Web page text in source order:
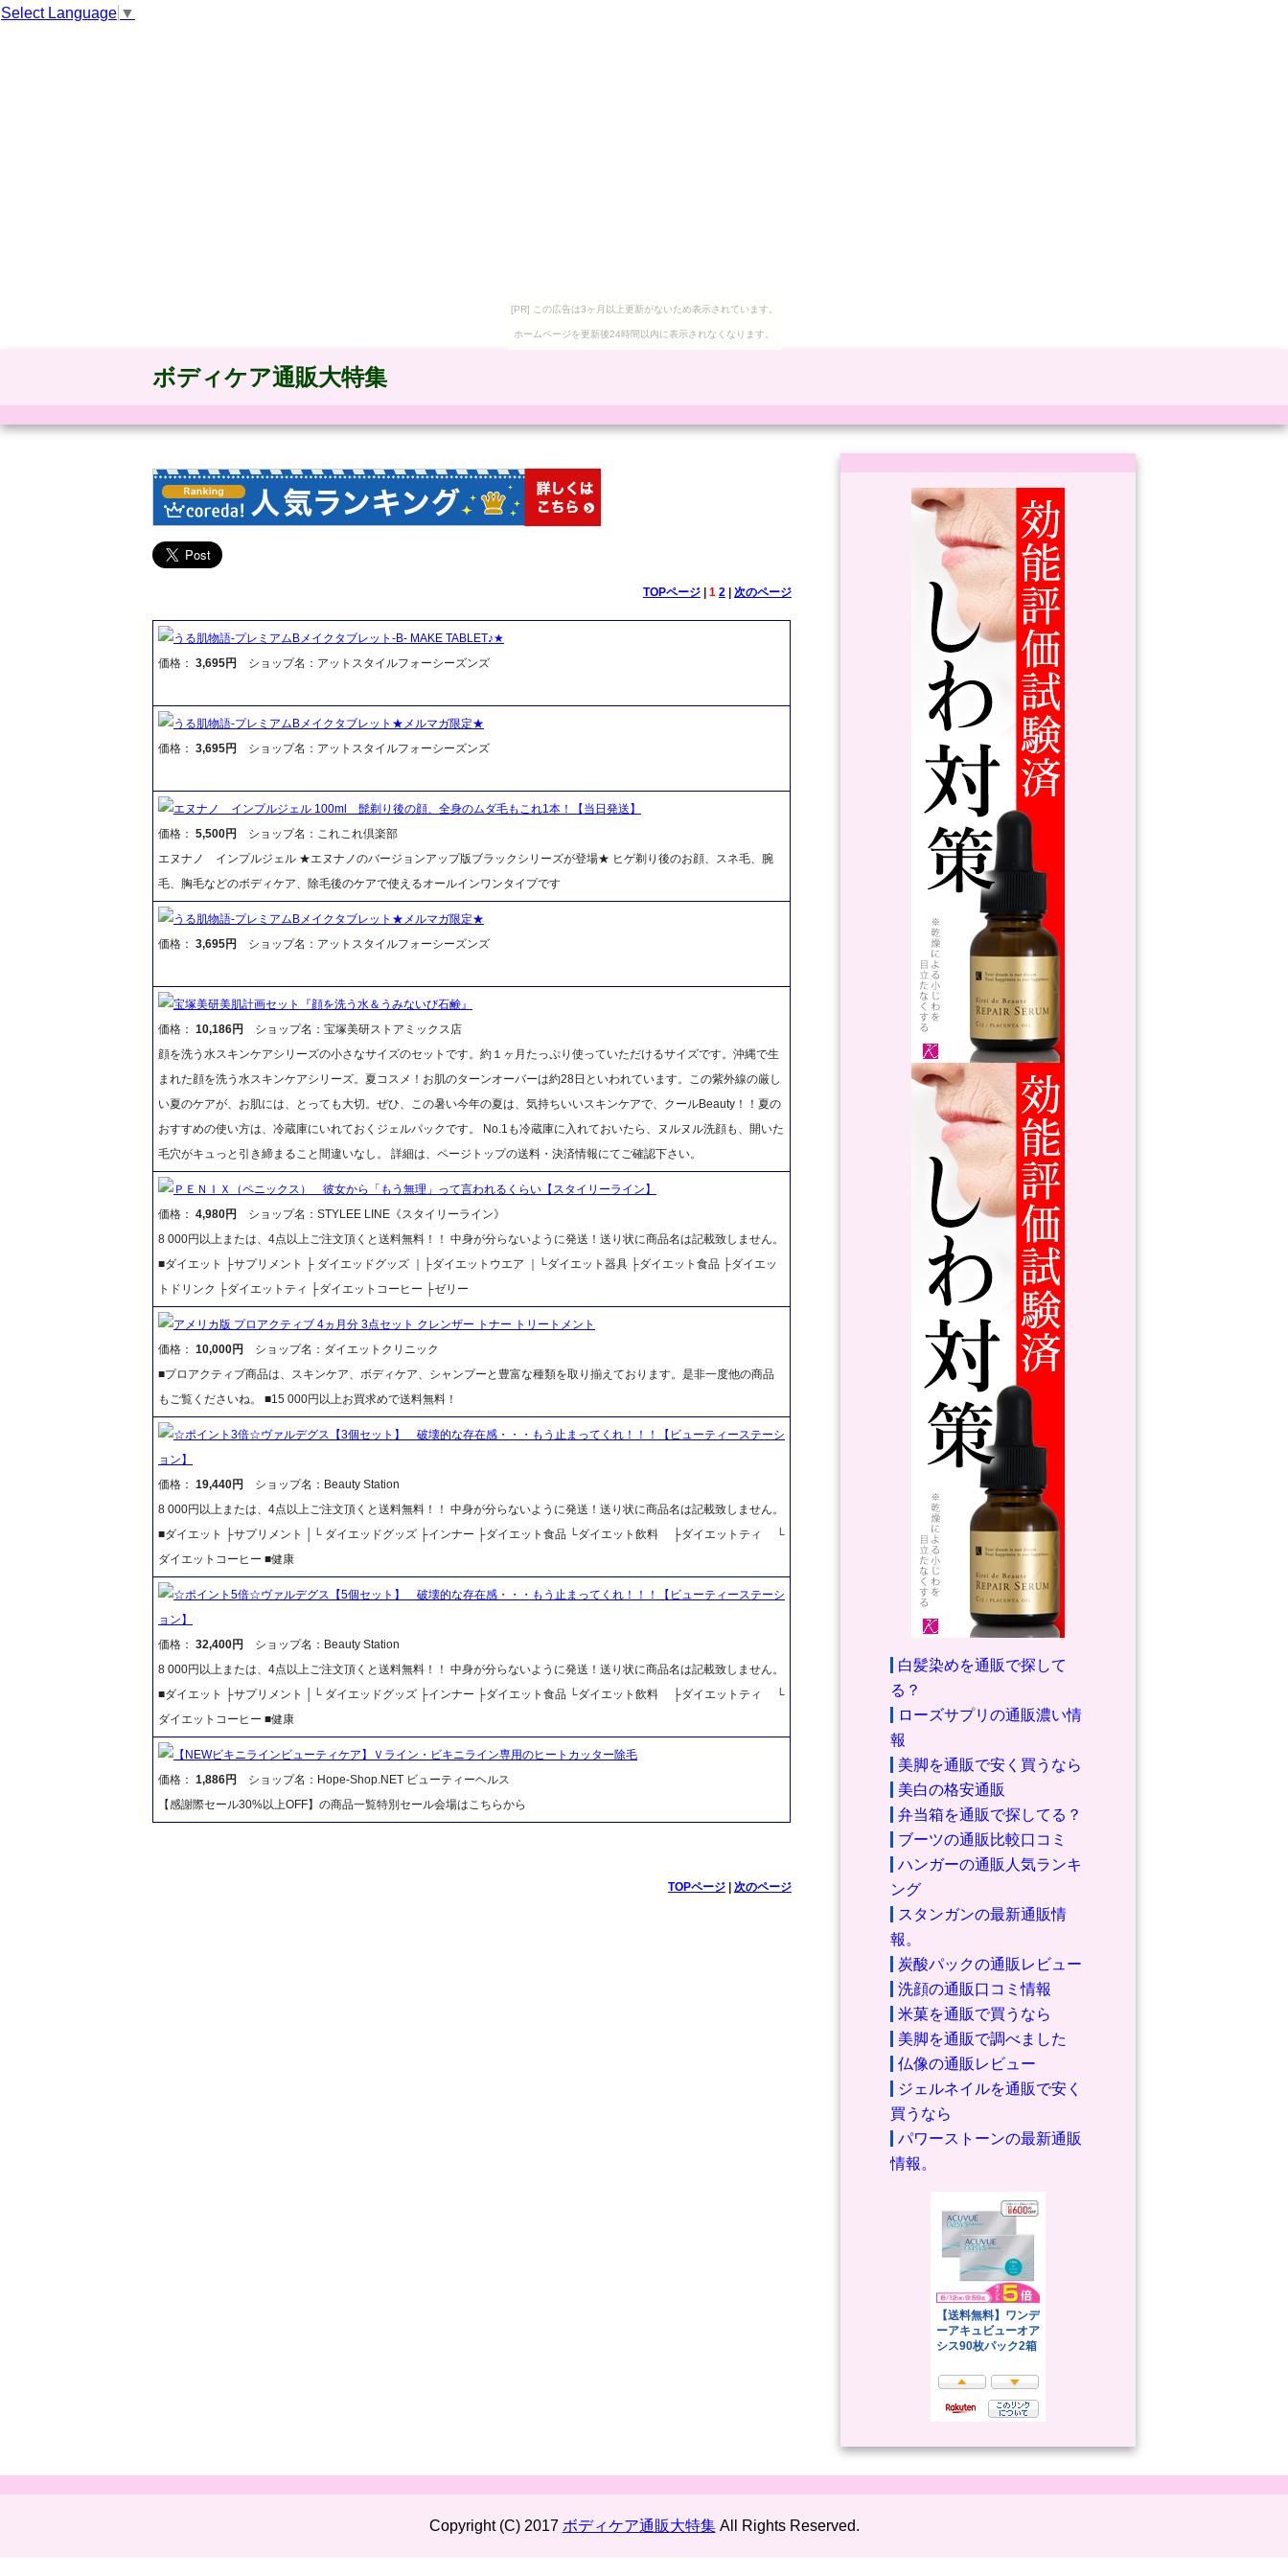
Select Language ▼
[PR] この広告は3ヶ月以上更新がないため表示されています。
ホームページを更新後24時間以内に表示されなくなります。
ボディケア通販大特集
TOPページ| 1 2| 次のページ
うる肌物語-プレミアムBメイクタブレット-B- MAKE TABLET♪★
価格： 3,695円 ショップ名：アットスタイルフォーシーズンズ
うる肌物語-プレミアムBメイクタブレット★メルマガ限定★
価格： 3,695円 ショップ名：アットスタイルフォーシーズンズ
エヌナノ インプルジェル 100ml 髭剃り後の顔、全身のムダ毛もこれ1本！【当日発送】
価格： 5,500円
ショップ名：これこれ倶楽部
エヌナノ インプルジェル ★エヌナノのバージョンアップ版ブラックシリーズが登場★ ヒゲ剃り後のお顔、スネ毛、腕
毛、胸毛などのボディケア、除毛後のケアで使えるオールインワンタイプです
うる肌物語-プレミアムBメイクタブレット★メルマガ限定★
価格： 3,695円 ショップ名：アットスタイルフォーシーズンズ
宝塚美研美肌計画セット『顔を洗う水＆うみないび石鹸』
価格： 10,186円
ショップ名：宝塚美研ストアミックス店
顔を洗う水スキンケアシリーズの小さなサイズのセットです。約１ヶ月たっぷり使っていただけるサイズです。沖縄で生
まれた顔を洗う水スキンケアシリーズ。夏コスメ！お肌のターンオーバーは約28日といわれています。この紫外線の厳し
い夏のケアが、お肌には、とっても大切。ぜひ、この暑い今年の夏は、気持ちいいスキンケアで、クールBeauty！！夏の
おすすめの使い方は、冷蔵庫にいれておくジェルパックです。 No.1も冷蔵庫に入れておいたら、ヌルヌル洗顔も、開いた
毛穴がキュっと引き締まること間違いなし。 詳細は、ページトップの送料・決済情報にてご確認下さい。
ＰＥＮＩＸ（ペニックス） 彼女から「もう無理」って言われるくらい【スタイリーライン】
価格： 4,980円
ショップ名：STYLEE LINE《スタイリーライン》
8 000円以上または、4点以上ご注文頂くと送料無料！！ 中身が分らないように発送！送り状に商品名は記載致しません。
■ダイエット ├サプリメント ├ ダイエッドグッズ ｜├ダイエットウエア ｜└ダイエット器具 ├ダイエット食品 ├ダイエッ
トドリンク ├ダイエットティ ├ダイエットコーヒー ├ゼリー
アメリカ版 プロアクティブ 4ヵ月分 3点セット クレンザー トナー トリートメント
価格： 10,000円
ショップ名：ダイエットクリニック
■プロアクティブ商品は、スキンケア、ボディケア、シャンプーと豊富な種類を取り揃えております。是非一度他の商品
もご覧くださいね。 ■15 000円以上お買求めで送料無料！
☆ポイント3倍☆ヴァルデグス【3個セット】 破壊的な存在感・・・もう止まってくれ！！！【ビューティーステーシ
ョン】
価格： 19,440円
ショップ名：Beauty Station
8 000円以上または、4点以上ご注文頂くと送料無料！！ 中身が分らないように発送！送り状に商品名は記載致しません。
■ダイエット ├サプリメント │└ ダイエッドグッズ ├インナー ├ダイエット食品 └ダイエット飲料 ├ダイエットティ └
ダイエットコーヒー ■健康
☆ポイント5倍☆ヴァルデグス【5個セット】 破壊的な存在感・・・もう止まってくれ！！！【ビューティーステーシ
ョン】
価格： 32,400円
ショップ名：Beauty Station
8 000円以上または、4点以上ご注文頂くと送料無料！！ 中身が分らないように発送！送り状に商品名は記載致しません。
■ダイエット ├サプリメント │└ ダイエッドグッズ ├インナー ├ダイエット食品 └ダイエット飲料 ├ダイエットティ └
ダイエットコーヒー ■健康
【NEWビキニラインビューティケア】Ｖライン・ビキニライン専用のヒートカッター除毛
価格： 1,886円
ショップ名：Hope-Shop.NET ビューティーヘルス
【感謝際セール30%以上OFF】の商品一覧特別セール会場はこちらから
TOPページ| 次のページ
白髪染めを通販で探して
る？
ローズサプリの通販濃い情
報
美脚を通販で安く買うなら
美白の格安通販
弁当箱を通販で探してる？
ブーツの通販比較口コミ
ハンガーの通販人気ランキ
ング
スタンガンの最新通販情
報。
炭酸パックの通販レビュー
洗顔の通販口コミ情報
米菓を通販で買うなら
美脚を通販で調べました
仏像の通販レビュー
ジェルネイルを通販で安く
買うなら
パワーストーンの最新通販
情報。
Copyright (C) 2017 ボディケア通販大特集All Rights Reserved.